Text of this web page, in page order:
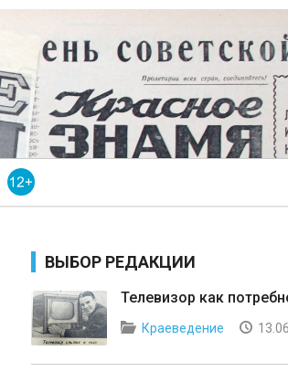
ВЫБОР РЕДАКЦИИ
Телевизор как
Краеведение